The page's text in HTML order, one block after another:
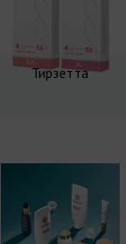
Тирзетта